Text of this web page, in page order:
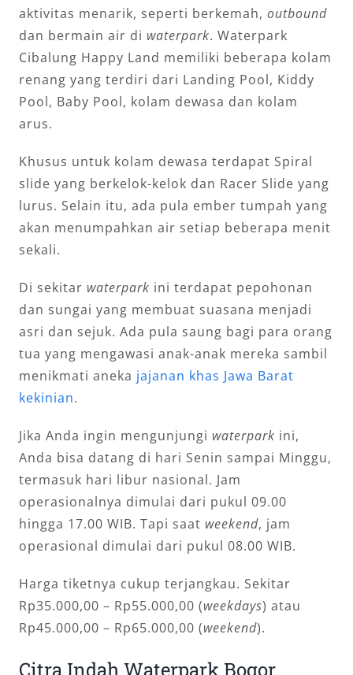
aktivitas menarik, seperti berkemah, outbound
dan bermain air di waterpark. Waterpark
Cibalung Happy Land memiliki beberapa kolam
renang yang terdiri dari Landing Pool, Kiddy
Pool, Baby Pool, kolam dewasa dan kolam
arus.
Khusus untuk kolam dewasa terdapat Spiral
slide yang berkelok-kelok dan Racer Slide yang
lurus. Selain itu, ada pula ember tumpah yang
akan menumpahkan air setiap beberapa menit
sekali.
Di sekitar waterpark ini terdapat pepohonan
dan sungai yang membuat suasana menjadi
asri dan sejuk. Ada pula saung bagi para orang
tua yang mengawasi anak-anak mereka sambil
menikmati aneka jajanan khas Jawa Barat
kekinian.
Jika Anda ingin mengunjungi waterpark ini,
Anda bisa datang di hari Senin sampai Minggu,
termasuk hari libur nasional. Jam
operasionalnya dimulai dari pukul 09.00
hingga 17.00 WIB. Tapi saat weekend, jam
operasional dimulai dari pukul 08.00 WIB.
Harga tiketnya cukup terjangkau. Sekitar
Rp35.000,00 – Rp55.000,00 (weekdays) atau
Rp45.000,00 – Rp65.000,00 (weekend).
Citra Indah Waterpark Bogor